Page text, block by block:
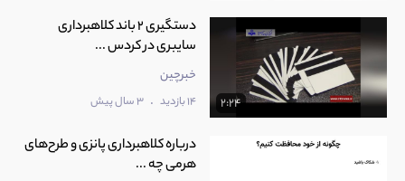
2:24
دستگیری 2 باند کلاهبرداری
سایبری در کردس ...
خبرچین
14 بازدید . 3 سال پیش
درباره کلاهبرداری پانزی و طرح‌های
هرمی چه ...